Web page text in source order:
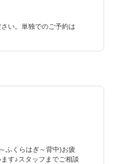
い。単独でのご予約は
ふくらはぎ～背中)お疲
す♪スタッフまでご相談